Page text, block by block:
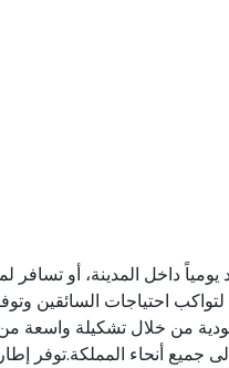
داخل المدينة، أو
احتياجات السائقين
من خلال تشكيلة واسعة
أنحاء المملكة.توفر